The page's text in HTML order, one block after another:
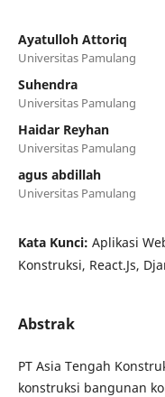
Ayatulloh Attoriq
Universitas Pamulang
Suhendra
Universitas Pamulang
Haidar Reyhan
Universitas Pamulang
agus abdillah
Universitas Pamulang
Kata Kunci: Aplikasi
Konstruksi, React.Js,
Abstrak
PT Asia Tengah
konstruksi bangunan